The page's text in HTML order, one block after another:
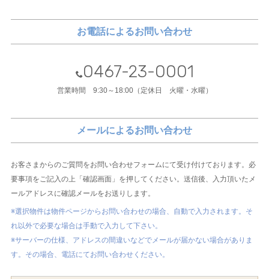
お電話によるお問い合わせ
0467-23-0001
営業時間 9:30～18:00（定休日 火曜・水曜）
メールによるお問い合わせ
お客さまからのご質問をお問い合わせフォームにて受け付けております。必
要事項をご記入の上「確認画面」を押してください。送信後、入力頂いたメ
ールアドレスに確認メールをお送りします。
※選択物件は物件ページからお問い合わせの場合、自動で入力されます。そ
れ以外で必要な場合は手動で入力して下さい。
※サーバーの仕様、アドレスの間違いなどでメールが届かない場合がありま
す。その場合、電話にてお問い合わせください。